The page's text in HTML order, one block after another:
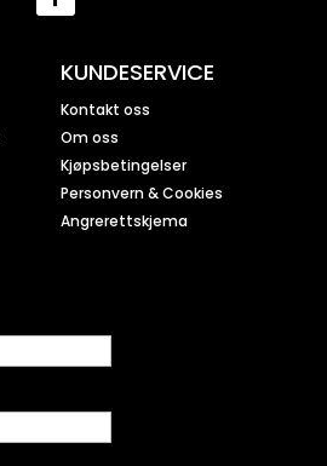
KUNDESERVICE
Kontakt oss
Om oss
Kjøpsbetingelser
Personvern & Cookies
Angrerettskjema